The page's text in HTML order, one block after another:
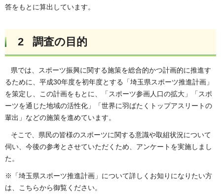
答をもとに算出しています。
2 調査の目的
県では、スポーツ振興に関する施策を総合的かつ計画的に推進す
るために、平成30年度を初年度とする「埼玉県スポーツ推進計画」
を策定し、この計画をもとに、「スポーツ参画人口の拡大」「スポ
ーツを通じた地域の活性化」「世界に羽ばたくトップアスリートの
輩出」などの施策を進めています。
そこで、県民の皆様のスポーツに関する意識や取組状況について
伺い、今後の参考とさせていただくため、アンケートを実施しまし
た。
※「埼玉県スポーツ推進計画」について詳しくお知りになりたい方
は、こちらから御覧ください。